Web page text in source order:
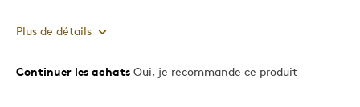
Plus de détails
Le pour
Continuer les achats Oui, je recommande ce produit